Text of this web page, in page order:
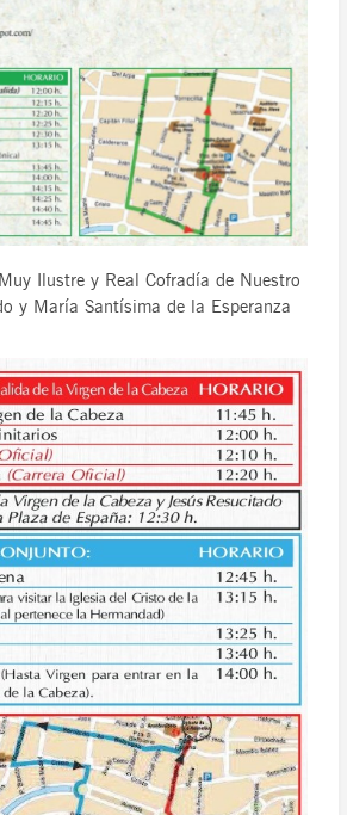
Ilustre y Real Cofradía de Nuestro
y María Santísima de la Esperanza